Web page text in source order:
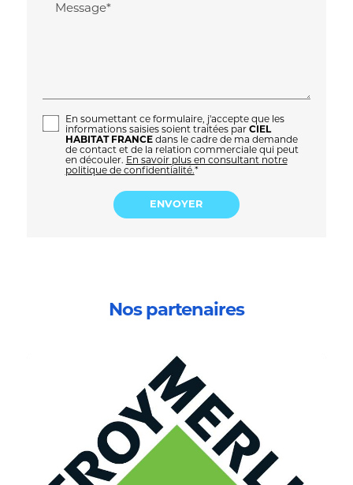
Message*
En soumettant ce formulaire, j'accepte que les
informations saisies soient traitées par CIEL
HABITAT FRANCEdans le cadre de ma demande
de contact et de la relation commerciale qui peut
en découler. En savoir plus en consultant notre
politique de confidentialité.*
Nos partenaires